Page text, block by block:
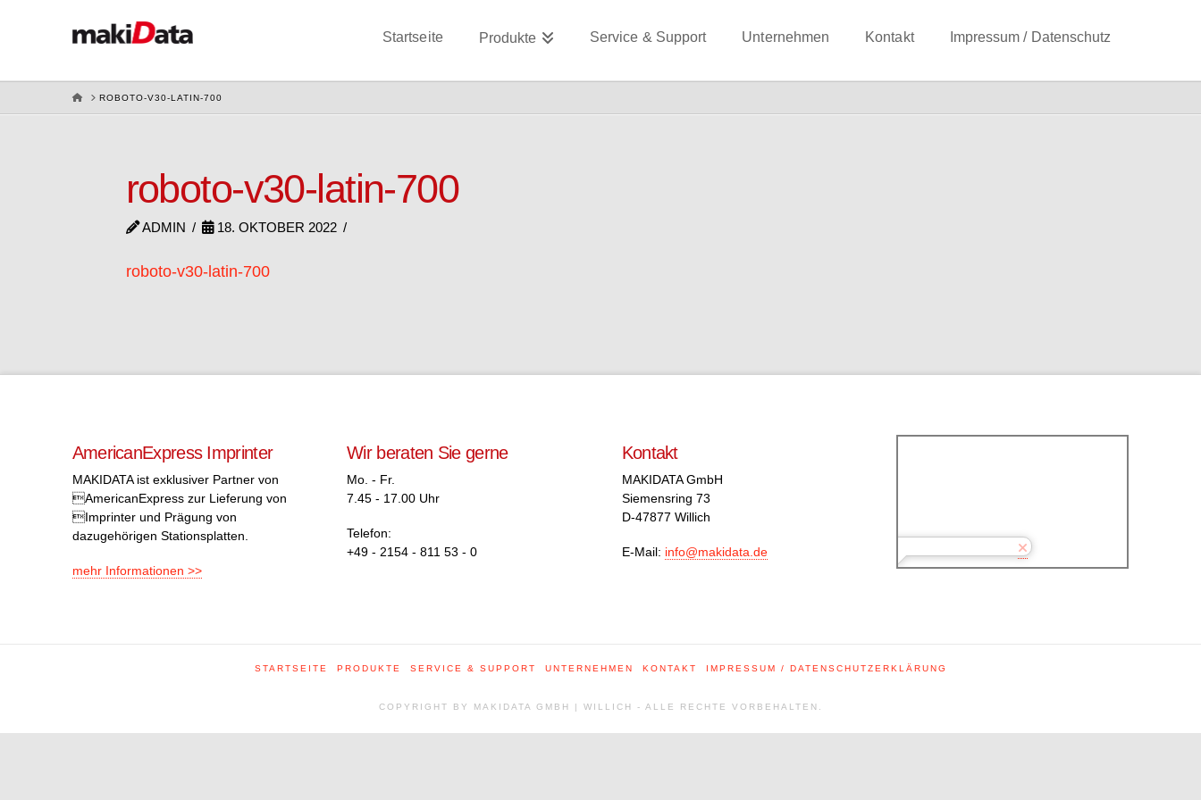
Startseite Produkte Service & Support Unternehmen Kontakt Impressum / Datenschutz
HOMEROBOTO-V30-LATIN-700
roboto-v30-latin-700
ADMIN 18. OKTOBER 2022
roboto-v30-latin-700
AmericanExpress Imprinter
MAKIDATA ist exklusiver Partner von
AmericanExpress zur Lieferung von
Imprinter und Prägung von
dazugehörigen Stationsplatten.
mehr Informationen >>
Wir beraten Sie gerne
Mo. - Fr.
7.45 - 17.00 Uhr
Telefon:
+49 - 2154 - 811 53 - 0
Kontakt
MAKIDATA GmbH
Siemensring 73
D-47877 Willich
E-Mail: info@makidata.de
STARTSEITE PRODUKTE SERVICE & SUPPORT UNTERNEHMEN KONTAKT IMPRESSUM / DATENSCHUTZERKLÄRUNG
COPYRIGHT BY MAKIDATA GMBH | WILLICH - ALLE RECHTE VORBEHALTEN.